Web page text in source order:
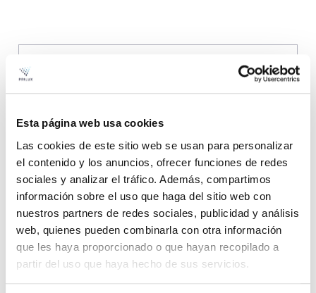
Esta página web usa cookies
Las cookies de este sitio web se usan para personalizar
el contenido y los anuncios, ofrecer funciones de redes
sociales y analizar el tráfico. Además, compartimos
información sobre el uso que haga del sitio web con
nuestros partners de redes sociales, publicidad y análisis
web, quienes pueden combinarla con otra información
que les haya proporcionado o que hayan recopilado a
partir del uso que haya hecho de sus servicios.
Newsletter
par courriel
Abonnez-vous à
En rapport